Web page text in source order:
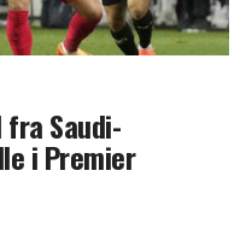
Saudi-
i Premier